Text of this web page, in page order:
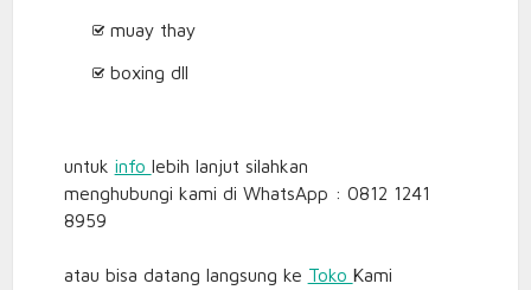
muay thay
boxing dll
untuk info lebih lanjut silahkan
menghubungi kami di WhatsApp : 0812 1241
8959
atau bisa datang langsung ke Toko Kami